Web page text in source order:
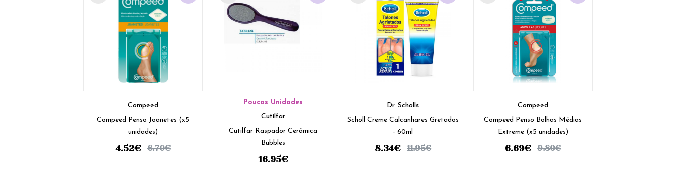
Compeed
Compeed Penso Joanetes (x5
unidades)
4.52€ 6.70€
Poucas Unidades
Cutilfar
Cutilfar Raspador Cerâmica
Bubbles
16.95€
Dr. Scholls
Scholl Creme Calcanhares Gretados
- 60ml
8.34€ 11.95€
Compeed
Compeed Penso Bolhas Médias
Extreme (x5 unidades)
6.69€ 9.80€